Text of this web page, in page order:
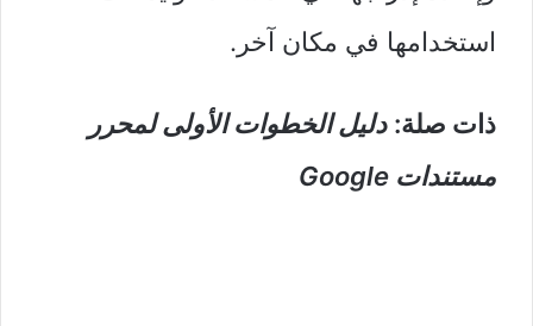
استخدامها في مكان آخر.
ذات صلة: دليل الخطوات الأولى لمحرر
مستندات Google